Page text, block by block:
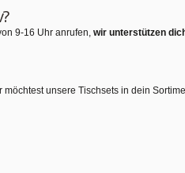
9-16 Uhr anrufen, wir unterstützen
unsere Tischsets in dein